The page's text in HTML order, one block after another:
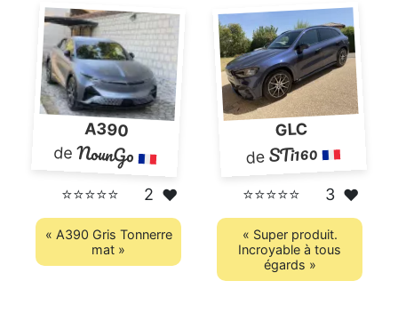
A390
deNounGo
⭐⭐⭐⭐⭐ 2 ❤️
« A390 Gris Tonnerre
mat »
GLC
deSTi160
⭐⭐⭐⭐⭐ 3 ❤️
« Super produit.
Incroyable à tous
égards »